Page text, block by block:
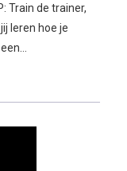
Train de trainer,
leren hoe je